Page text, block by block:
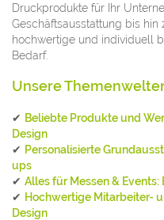
Druckprodukte für Ihr
Geschäftsausstattung bis
hochwertige und individuell
Bedarf.
Unsere
✔ Beliebte Produkte und
Design
✔ Personalisierte
ups
✔ Alles für Messen & Events:
✔ Hochwertige Mitarbeiter-
Design